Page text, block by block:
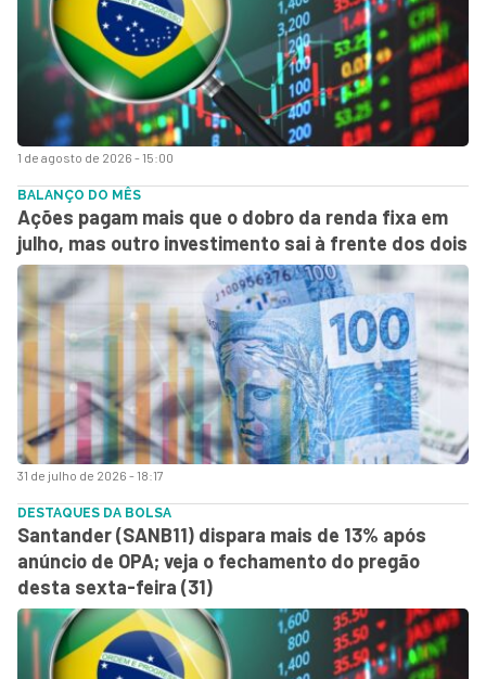
1 de agosto de 2026 - 15:00
31 de julho de 2026 - 18:17
BALANÇO DO MÊS
Ações pagam mais que o dobro da renda fixa em
julho, mas outro investimento sai à frente dos dois
DESTAQUES DA BOLSA
Santander (SANB11) dispara mais de 13% após
anúncio de OPA; veja o fechamento do pregão
desta sexta-feira (31)